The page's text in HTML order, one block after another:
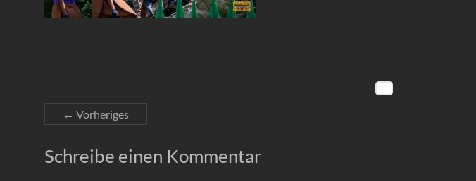
← Vorheriges
Schreibe einen Kommentar